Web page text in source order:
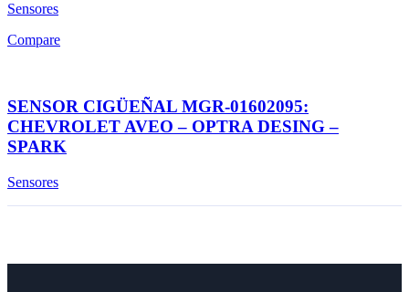
Sensores
Compare
SENSOR CIGÜEÑAL MGR-01602095:
CHEVROLET AVEO – OPTRA DESING –
SPARK
Sensores